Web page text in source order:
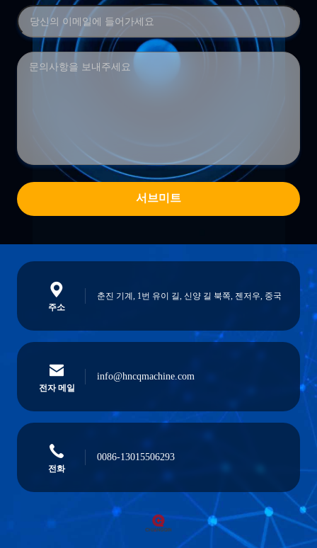
서브미트
주소
춘진 기계, 1번 유이 길, 신양 길 북쪽, 젠저우, 중국
전자 메일
info@hncqmachine.com
전화
0086-13015506293